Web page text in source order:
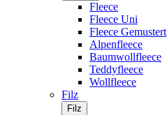
Fleece
Fleece Uni
Fleece Gemustert
Alpenfleece
Baumwollfleece
Teddyfleece
Wollfleece
Filz
Filz